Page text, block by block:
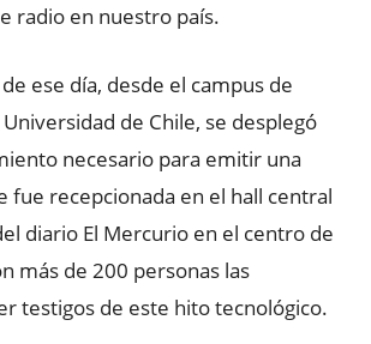
radio en nuestro país.
ese día, desde el campus de
de Chile, se desplegó
necesario para emitir una
fue recepcionada en el hall central
diario El Mercurio en el centro de
más de 200 personas las
testigos de este hito tecnológico.